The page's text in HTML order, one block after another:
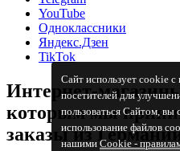
Сайт использует cookie с
посетителей для
пользоваться Сайтом, вы
использование файлов
нашимиCookiе -
YouTube
Одноклассники
Яндекс.Дзен
TikTok
Интернет-
которым мы
заказы из